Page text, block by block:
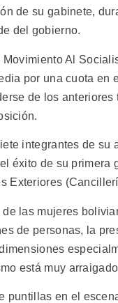
de su gabinete,
del gobierno.
Al
por una cuota en
de los
integrantes de
éxito de su primera
Exteriores
las mujeres
de personas, la
está muy
puntillas en el